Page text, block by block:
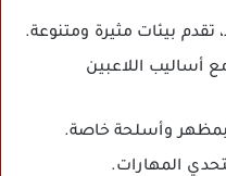
تقدم بيئات مثيرة ومتنوعة.
أساليب اللاعبين
وأسلحة خاصة.
المهارات.